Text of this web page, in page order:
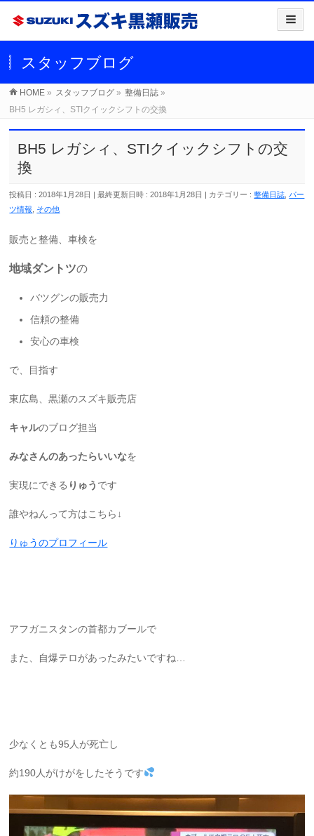
スタッフブログ
HOME » スタッフブログ » 整備日誌 »
BH5 レガシィ、STIクイックシフトの交換
BH5 レガシィ、STIクイックシフトの交
換
投稿日 : 2018年1月28日 最終更新日時 : 2018年1月28日 カテゴリー :整備日誌 パー
ツ情報
その他
販売と整備、車検を
地域ダントツの
バツグンの販売力
信頼の整備
安心の車検
で、目指す
東広島、黒瀬のスズキ販売店
キャルのブログ担当
みなさんのあったらいいなを
実現にできる りゅう です
誰やねんって方はこちら↓
りゅうのプロフィール
アフガニスタンの首都カブールで
また、自爆テロがあったみたいですね…
少なくとも95人が死亡し
約190人がけがをしたそうです